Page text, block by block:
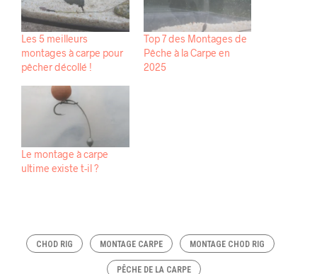
Les 5 meilleurs
montages à carpe pour
pêcher décollé !
Top 7 des Montages de
Pêche à la Carpe en
2025
Le montage à carpe
ultime existe t-il ?
CHOD RIG MONTAGE CARPE MONTAGE CHOD RIG
PÊCHE DE LA CARPE